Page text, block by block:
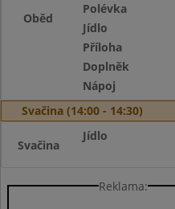
Oběd
Polévka
Jídlo
Příloha
Doplněk
Nápoj
Svačina (14:00 - 14:30)
Svačina
Jídlo
Reklama: